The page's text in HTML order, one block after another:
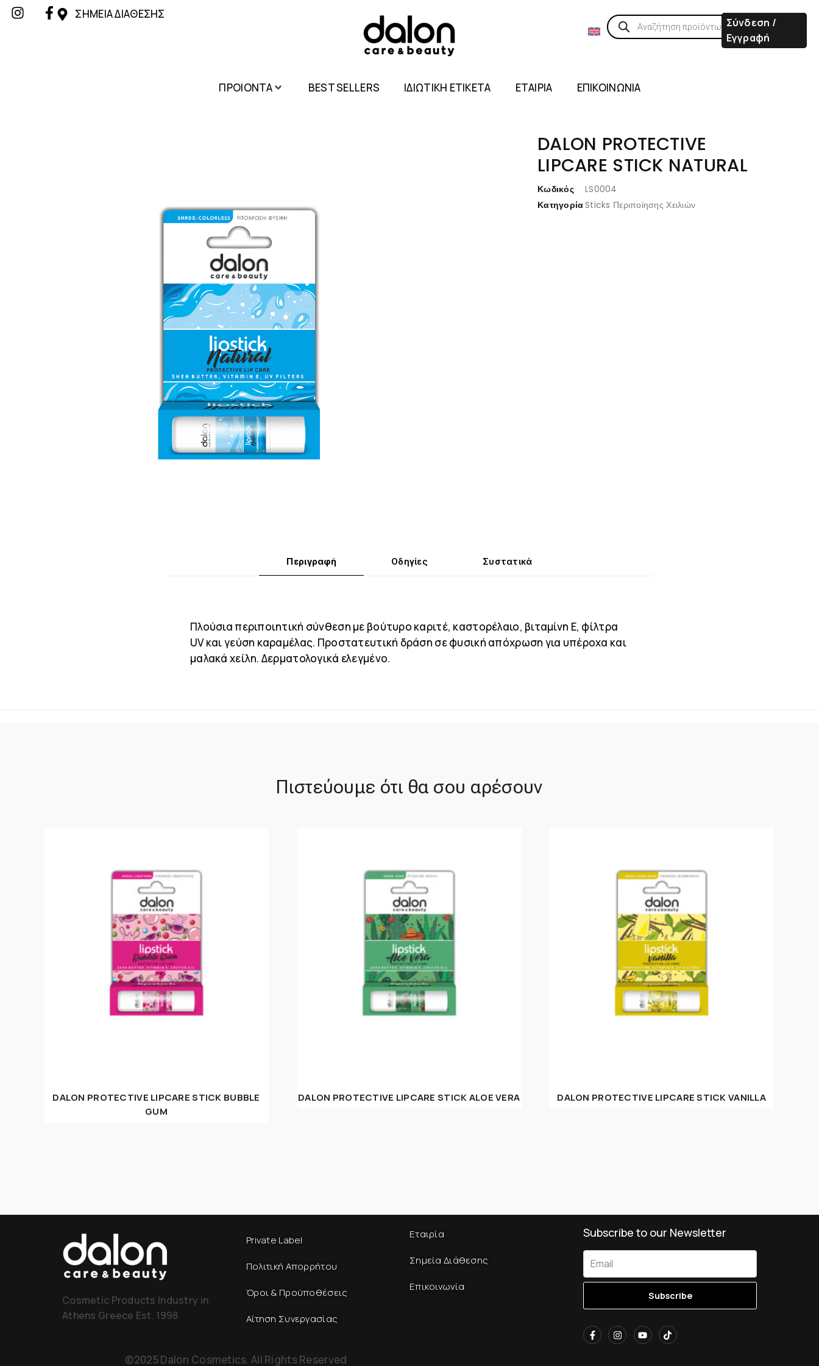
ΣΗΜΕΙΑ ΔΙΑΘΕΣΗΣ
Σύνδεση /
Εγγραφή
ΠΡΟΙΟΝΤΑ BEST SELLERS ΙΔΙΩΤΙΚΗ ΕΤΙΚΕΤΑ ΕΤΑΙΡΙΑ ΕΠΙΚΟΙΝΩΝΙΑ
DALON PROTECTIVE
LIPCARE STICK NATURAL
Κωδικός
LS0004
ΚατηγορίαSticks Περιποίησης Χειλιών
Περιγραφή Οδηγίες Συστατικά
Πλούσια περιποιητική σύνθεση με βούτυρο καριτέ, καστορέλαιο, βιταμίνη Ε, φίλτρα
UV και γεύση καραμέλας. Προστατευτική δράση σε φυσική απόχρωση για υπέροχα και
μαλακά χείλη. Δερματολογικά ελεγμένο.
Πιστεύουμε ότι θα σου αρέσουν
DALON PROTECTIVE LIPCARE STICK BUBBLE
GUM
DALON PROTECTIVE LIPCARE STICK ALOE VERA DALON PROTECTIVE LIPCARE STICK VANILLA
Cosmetic Products Industry in
Athens Greece Est. 1998
Private Label
Πολιτική Απορρήτου
Όροι & Προϋποθέσεις
Αίτηση Συνεργασίας
Εταιρία
Σημεία Διάθεσης
Επικοινωνία
Subscribe to our Newsletter
Subscribe
©2025 Dalon Cosmetics. All Rights Reserved